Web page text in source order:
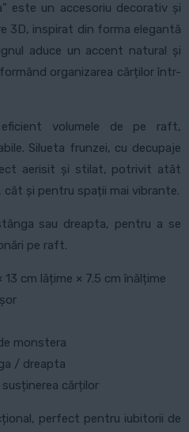
prețuri:
30,00 lei
până
45,00 lei
este un accesoriu decorativ și
3D, inspirat din forma elegantă
aduce un accent natural și
organizarea cărților într-
volumele de pe raft,
Silueta frunzei, cu decupaje
aerisit și stilat, potrivit atât
și pentru spații mai vibrante.
sau dreapta, pentru a se
pe raft.
cm lățime × 7.5 cm înălțime
monstera
/ dreapta
cărților
perfect pentru iubitorii de